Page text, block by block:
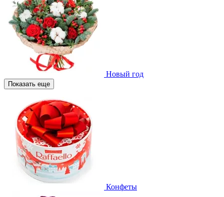
Новый год
Показать еще
Конфеты